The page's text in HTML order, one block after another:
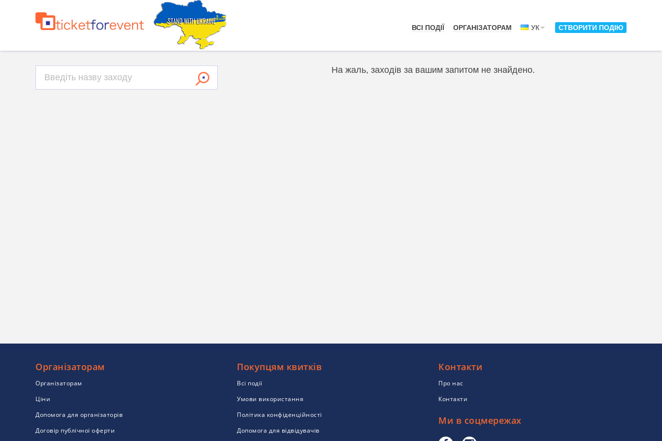
ВСІ ПОДІЇ ОРГАНІЗАТОРАМ УК СТВОРИТИ ПОДІЮ
На жаль, заходів за вашим запитом не знайдено.
Організаторам
Організаторам
Ціни
Допомога для організаторів
Договір публічної оферти
Покупцям квитків
Всі події
Умови використання
Політика конфіденційності
Допомога для відвідувачів
Контакти
Про нас
Контакти
Ми в соцмережах